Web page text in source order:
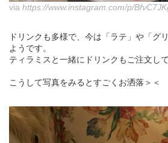
via https://www.instagram.com/p/
ドリンクも多様で、今は「ラテ」や「グ
ようです。
ティラミスと一緒にドリンクもご注文し
こうして写真をみるとすごくお洒落＞＜